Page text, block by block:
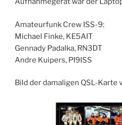
Amateurfunk Crew ISS-9:
Michael Finke, KE5AIT
Gennady Padalka, RN3DT
Andre Kuipers, PI9ISS
Bild der damaligen QSL-Karte